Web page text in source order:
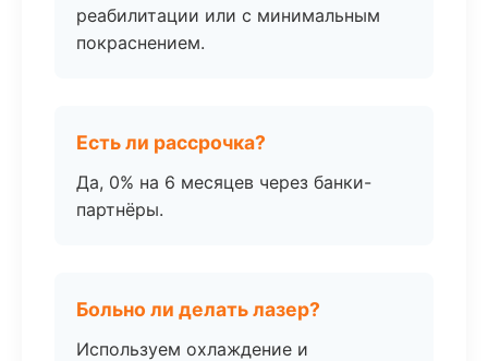
реабилитации или с минимальным
покраснением.
Есть ли рассрочка?
Да, 0% на 6 месяцев через банки-
партнёры.
Больно ли делать лазер?
Используем охлаждение и